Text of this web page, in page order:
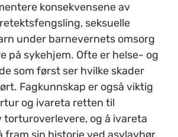
konsekvensene av
seksuelle
under barnevernets omsorg
på sykehjem. Ofte er helse- og
som først ser hvilke skader
Fagkunnskap er også viktig
og ivareta retten til
torturoverlevere, og å ivareta